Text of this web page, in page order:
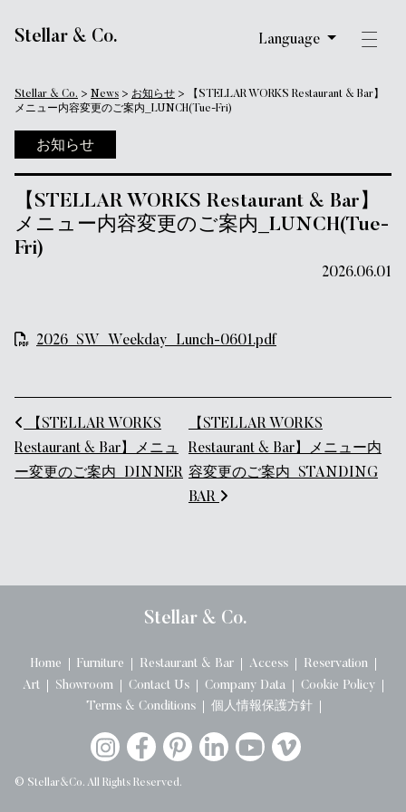
Stellar & Co. Language
Stellar & Co. > News > お知らせ >
【STELLAR WORKS Restaurant & Bar】
メニュー内容変更のご案内_LUNCH(Tue-Fri)
お知らせ
【STELLAR WORKS Restaurant & Bar】
メニュー内容変更のご案内_LUNCH(Tue-
Fri)
2026.06.01
2026_SW_Weekday_Lunch-0601.pdf
投稿ナビゲーション
【STELLAR WORKS
Restaurant & Bar】メニュ
ー変更のご案内_DINNER
【STELLAR WORKS
Restaurant & Bar】メニュー内
容変更のご案内_STANDING
BAR
Stellar & Co.
Home Furniture Restaurant & Bar Access
Reservation
Art
Showroom Contact Us Company Data
Cookie Policy
Terms & Conditions
個人情報保護方針
© Stellar&Co. All Rights Reserved.